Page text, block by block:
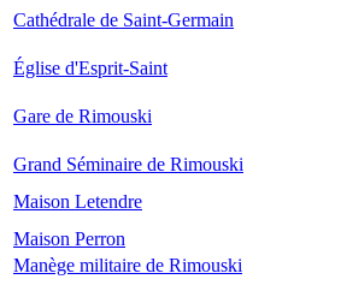
Cathédrale de Saint-Germain
Église d'Esprit-Saint
Gare de Rimouski
Grand Séminaire de Rimouski
Maison Letendre
Maison Perron
Manège militaire de Rimouski